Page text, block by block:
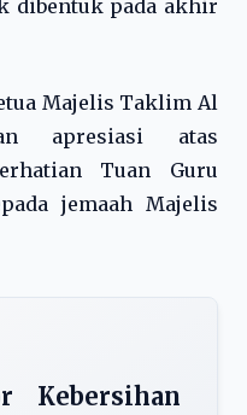
dibentuk pada akhir
Majelis Taklim Al
apresiasi atas
Tuan Guru
jemaah Majelis
Kebersihan